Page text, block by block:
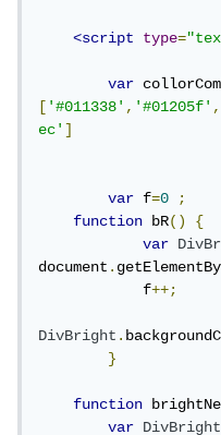
<script type=
var
['#011338','#01205f'
ec']
var f=0
;
function bR()
{
var
document.
            f
++;
DivBright.
}
function
var
DivBright